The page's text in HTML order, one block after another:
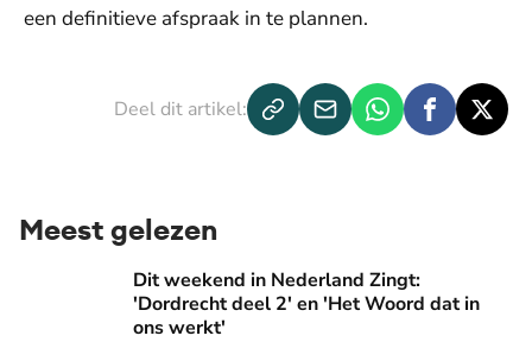
een definitieve afspraak in te plannen.
Deel dit artikel:
Meest gelezen
Dit weekend in Nederland Zingt: 'Dordrecht deel 2' en
Dit weekend in Nederland Zingt:
'Dordrecht deel 2' en 'Het Woord dat in
ons werkt'